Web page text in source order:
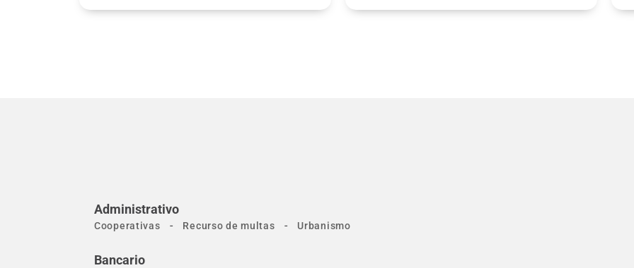
Administrativo
Cooperativas - Recurso de multas - Urbanismo
Bancario